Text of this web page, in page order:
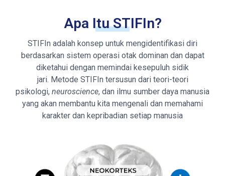
Apa Itu STIFIn?
STIFIn adalah konsep untuk mengidentifikasi diri
berdasarkan sistem operasi otak dominan dan dapat
diketahui dengan memindai kesepuluh sidik
jari. Metode STIFIn tersusun dari teori-teori
psikologi, neuroscience, dan ilmu sumber daya manusia
yang akan membantu kita mengenali dan memahami
karakter dan kepribadian setiap manusia